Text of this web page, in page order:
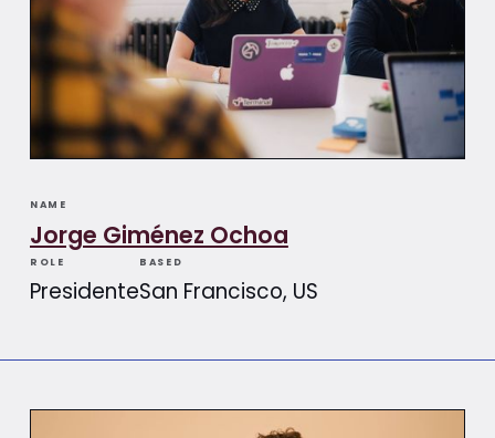
NAME
Jorge Giménez Ochoa
ROLE
Presidente
BASED
San Francisco, US